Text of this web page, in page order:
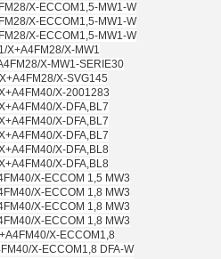
X-ECCOM1,5-MW1-W
X-ECCOM1,5-MW1-W
X-ECCOM1,5-MW1-W
X+A4FM28/X-MW1
X-MW1-SERIE30
X-SVG145
X-2001283
X-DFA,BL7
X-DFA,BL7
X-DFA,BL7
X-DFA,BL8
X-DFA,BL8
X-ECCOM 1,5 MW3
X-ECCOM 1,8 MW3
X-ECCOM 1,8 MW3
X-ECCOM 1,8 MW3
X-ECCOM1,8
X-ECCOM1,8 DFA-W